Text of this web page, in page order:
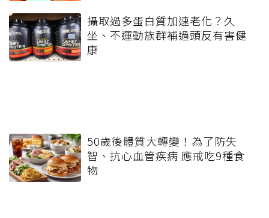
攝取過多蛋白質加速老化？久
坐、不運動族群補過頭反有害健
康
50歲後體質大轉變！為了防失
智、抗心血管疾病 應戒吃9種食
物